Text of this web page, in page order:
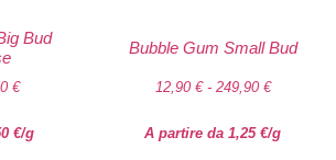
Bud
€
€/g
Bubble Gum Small Bud
12,90 € - 249,90 €
A partire da 1,25 €/g